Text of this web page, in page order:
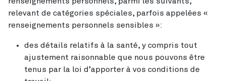
relevant de catégories spéciales, parfois appelées «
renseignements personnels sensibles »:
des détails relatifs à la santé, y compris tout
ajustement raisonnable que nous pouvons être
tenus par la loi d’apporter à vos conditions de